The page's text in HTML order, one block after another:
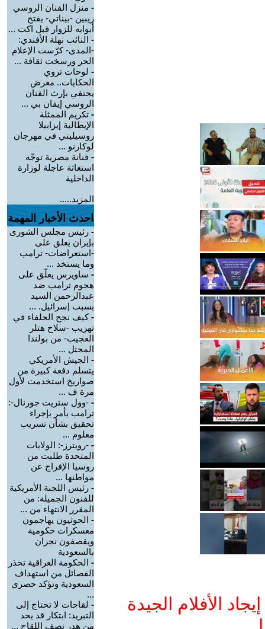
الأفلام الجيدة
- منزل الفنان الروسي
ريبين -بيناتي- يفتح
أبوابه للزوار قبل اكت ...
- النائب نهلة الأفندي:
-المدى- كرّست الإعلام
الحر ورسخت ثقافة ...
- لوحات تروي
الحكايات.. معرض
يحتفي بإرث الفنان
الروسي إيفان بي ...
- تكريم الممثلة
الإيطالية إيزابيلا
روسيليني في مهرجان
لوكارنو ...
- فنانة مصرية توجّه
استغاثة عاجلة لوزارة
الداخلية
المزيد.....
احدث الأخبار المهمة
- رئيس مجلس الشورى
بإيران يعلق على
-استعراضات- ترامب
وما يستخد ...
- ساويرس يعلّق على
هجوم ترامب ضد
عبدالرحمن السيد
بسبب إسرائيل. ...
-كيف نجح الحلفاء في
تهريب -سلاح هتلر
العجيب- من بولندا
المحتل ...
- الجيش الأمريكي
يتسلم دفعة كبيرة من
صواريخ استخدمت لأول
مرة ف ...
- -وول ستريت جورنال-:
ترامب يأمر بإجراء
تحقيق بشأن تسريب
معلوم ...
- -رويترز-: الولايات
المتحدة طلبت من
روسيا الإفراج عن
مواطنها ...
- رئيس اللجنة الأمريكية
للفنون الجميلة: من
المقرر الانتهاء من ...
- الحوثيون يهاجمون
معسكرات حكومية
ويقصفون نجران
بالسعودية
- الحكومة العراقية تحذر
الفصائل من استهداف
السعودية وتؤكد حصري
...
- لقاحات لا تحتاج إلى
التبريد: ابتكار قد يحد
من هدر نصف اللقاح ...